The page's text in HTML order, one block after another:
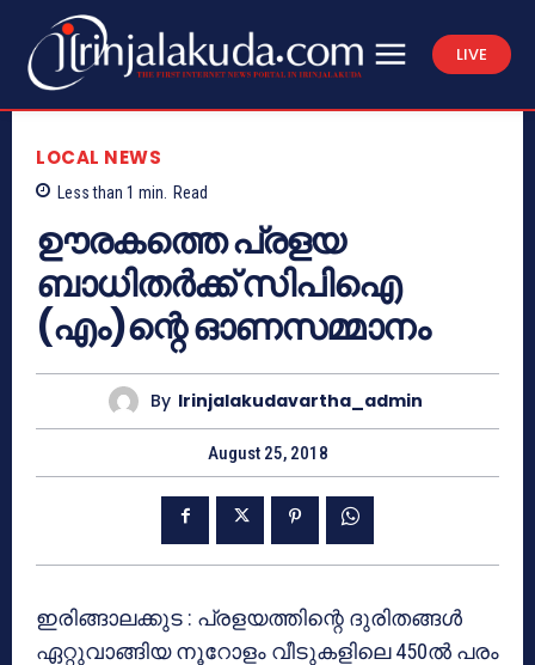
LIVE
LOCAL NEWS
Less than 1 min. Read
ഊരകത്തെ പ്രളയ
ബാധിതര്‍ക്ക് സിപിഐ
(എം)ന്റെ ഓണസമ്മാനം
By Irinjalakudavartha_admin
August 25, 2018
ഇരിങ്ങാലക്കുട : പ്രളയത്തിന്റെ ദുരിതങ്ങള്‍
ഏറ്റുവാങ്ങിയ നൂറോളം വീടുകളിലെ 450ല്‍ പരം